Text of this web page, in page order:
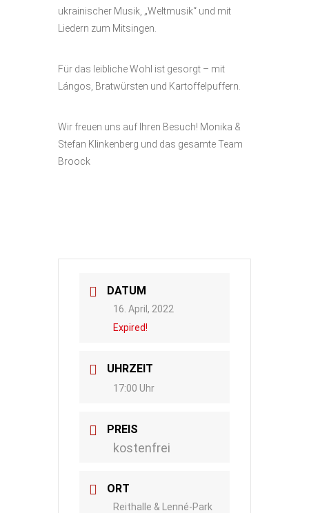
ukrainischer Musik, „Weltmusik“ und mit
Liedern zum Mitsingen.
Für das leibliche Wohl ist gesorgt – mit
Lángos, Bratwürsten und Kartoffelpuffern.
Wir freuen uns auf Ihren Besuch! Monika &
Stefan Klinkenberg und das gesamte Team
Broock
DATUM
16. April, 2022
Expired!
UHRZEIT
17:00 Uhr
PREIS
kostenfrei
ORT
Reithalle & Lenné-Park